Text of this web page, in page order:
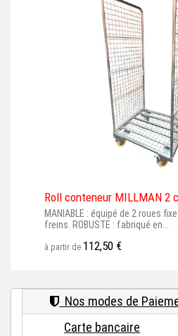
Roll conteneur MILLMAN 2
MANIABLE : équipé de 2 roues
freins. ROBUSTE : fabriqué en...
à partir de 112,50 €
Nos modes de
Carte bancaire